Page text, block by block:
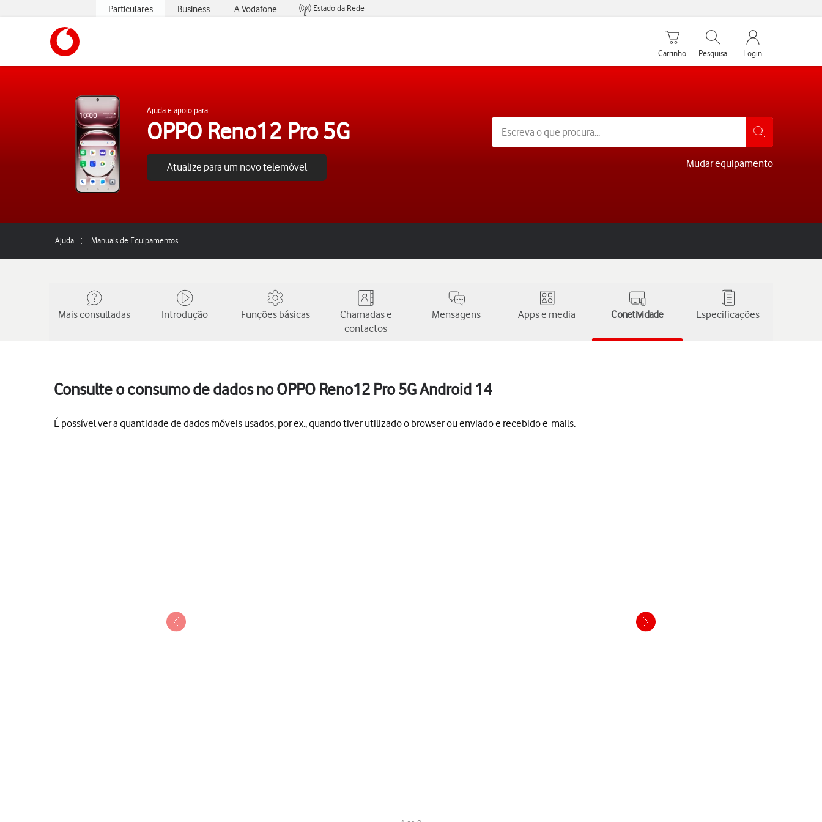
Particulares Business A Vodafone
Estado da Rede
Carrinho de compras
Carrinho
Pesquisar
Pesquisa
My Vodafone
Login
Ajuda e apoio para
OPPO Reno12 Pro 5G
Atualize para um novo telemóvel Mudar equipamento
Ajuda Manuais de Equipamentos
Mais consultadas Introdução Funções básicas
Chamadas e
contactos
Mensagens Apps e media Conetividade Especificações
Consulte o consumo de dados no OPPO Reno12 Pro 5G Android 14
É possível ver a quantidade de dados móveis usados, por ex., quando tiver utilizado o browser ou enviado e recebido e-mails.